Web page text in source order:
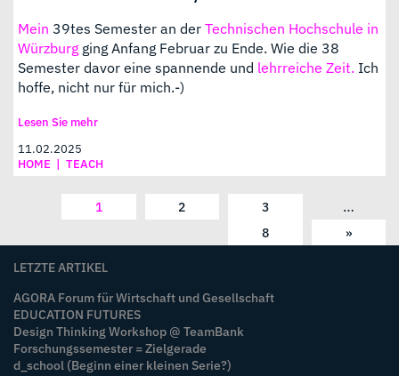
Mein 39tes Semester an der Technischen Hochschule in
Würzburg ging Anfang Februar zu Ende. Wie die 38
Semester davor eine spannende und lehrreiche Zeit. Ich
hoffe, nicht nur für mich.-)
Lesen Sie mehr
11.02.2025
HOME | TEACH
1 2 3 …
8 »
LETZTE ARTIKEL
AGORA Forum für Wirtschaft und Gesellschaft
EDUCATION FUTURES
Design Thinking Workshop @ TeamBank
Forschungssemester = Zielgerade
d_school (Beginn einer kleinen Serie?)